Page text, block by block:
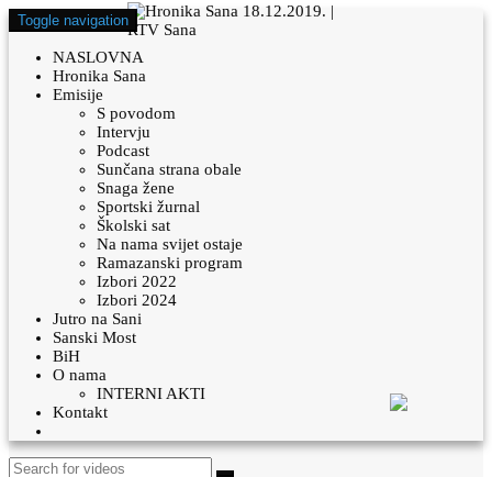
Toggle navigation
NASLOVNA
Hronika Sana
Emisije
S povodom
Intervju
Podcast
Sunčana strana obale
Snaga žene
Sportski žurnal
Školski sat
Na nama svijet ostaje
Ramazanski program
Izbori 2022
Izbori 2024
Jutro na Sani
Sanski Most
BiH
O nama
INTERNI AKTI
Kontakt